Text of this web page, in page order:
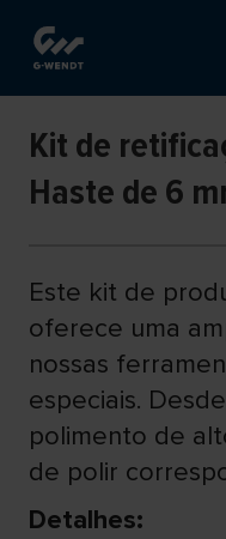
Kit de
Haste de 6
Este kit de
oferece uma
nossas
especiais.
polimento de
de polir
Detalhes: